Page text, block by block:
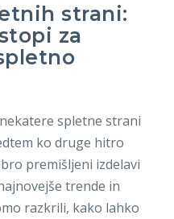
strani:
za
spletne strani
ko druge hitro
premišljeni izdelavi
trende in
razkrili, kako lahko